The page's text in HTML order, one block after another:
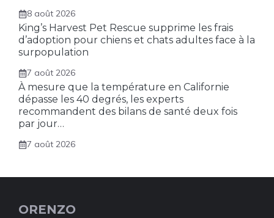
8 août 2026
King’s Harvest Pet Rescue supprime les frais
d’adoption pour chiens et chats adultes face à la
surpopulation
7 août 2026
À mesure que la température en Californie
dépasse les 40 degrés, les experts
recommandent des bilans de santé deux fois
par jour…
7 août 2026
ORENZO